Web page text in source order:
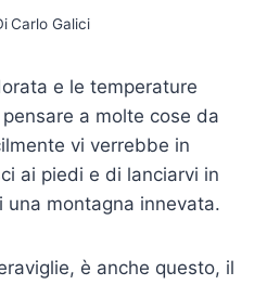
Carlo Galici
e le temperature
a molte cose da
vi verrebbe in
ai piedi e di lanciarvi in
una montagna innevata.
è anche questo, il